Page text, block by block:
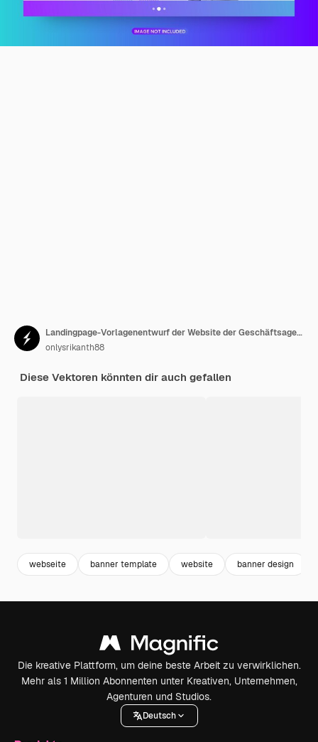
Landingpage-Vorlagenentwurf der Website der Geschäftsagentur
onlysrikanth88
Diese Vektoren könnten dir auch gefallen
webseite banner template website banner design
Die kreative Plattform, um deine beste Arbeit zu verwirklichen.
Mehr als 1 Million Abonnenten unter Kreativen, Unternehmen,
Agenturen und Studios.
Deutsch